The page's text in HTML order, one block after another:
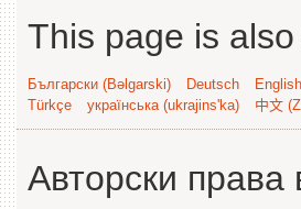
This page is
Български (Bəlgarski) Deutsch English
Türkçe
українська (ukrajins'ka) 中文
Авторски